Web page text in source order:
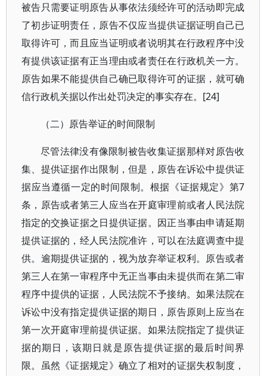
被告只需要证明原告从事依法须经许可的活动即完成
了初步证明责任，原告不仅应当提供证据证明自己已
取得许可，而且应当证明或者说明其在行政程序中没
有提供该证据有正当理由或者责任在行政机关一方。
原告如果不能提供自己确已取得许可的证据，就可确
信行政机关据以作出处罚决定的事实存在。[24]
（二）原告举证的时间限制
尽管法律没有像限制被告收集证据那样对原告收
集、提供证据作出限制，但是，原告在诉讼中提供证
据应当遵循一定的时间限制。根据《证据规定》第7
条，原告或者第三人应当在开庭审理前或者人民法院
指定的交换证据之日提供证据。因正当事由申请延期
提供证据的，经人民法院准许，可以在法庭调查中提
供。逾期提供证据的，视为放弃举证权利。原告或者
第三人在第一审程序中无正当事由未提供而在第二审
程序中提供的证据，人民法院不予接纳。如果法院在
诉讼中没有指定提供证据的期日，原告原则上应当在
第一次开庭审理前提供证据。如果法院指定了提供证
据的期日，该期日就是原告提供证据的最后时间界
限。虽然《证据规定》确立了相对的证据失权制度，